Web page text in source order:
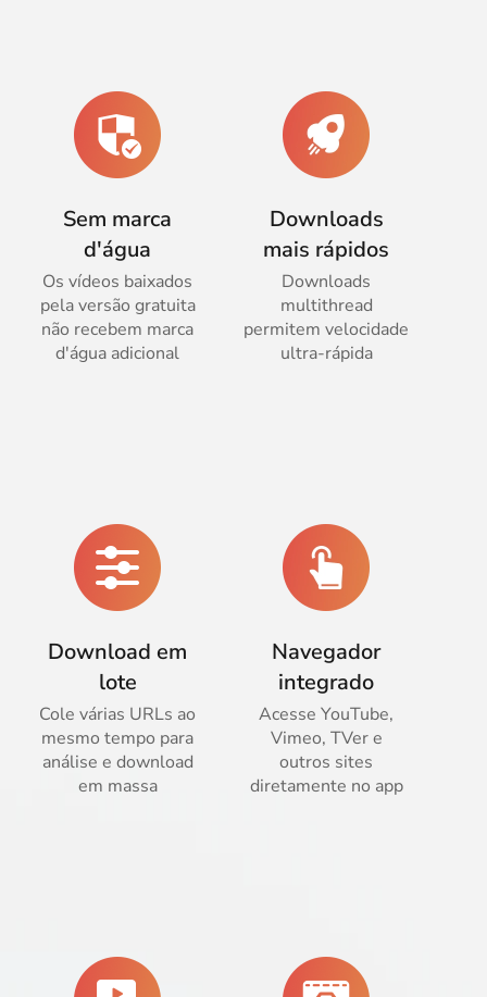
Sem marca
d'água
Os vídeos baixados
pela versão gratuita
não recebem marca
d'água adicional
Downloads
mais rápidos
Downloads
multithread
permitem velocidade
ultra-rápida
Download em
lote
Cole várias URLs ao
mesmo tempo para
análise e download
em massa
Navegador
integrado
Acesse YouTube,
Vimeo, TVer e
outros sites
diretamente no app